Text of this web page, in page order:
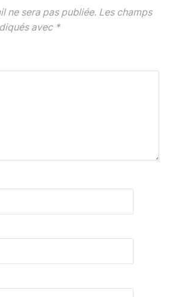
ne sera pas publiée. Les champs
avec *